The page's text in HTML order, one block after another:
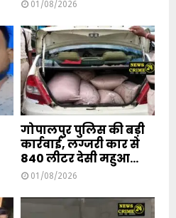
01/08/2026
गोपालपुर पुलिस की बड़ी
कार्रवाई, लग्जरी कार से
840 लीटर देसी महुआ...
01/08/2026